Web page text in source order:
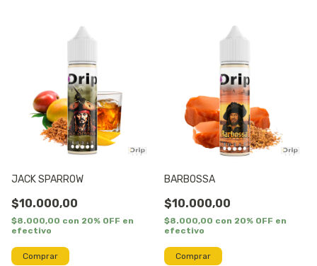
JACK SPARROW
$10.000,00
$8.000,00 con 20% OFF en
efectivo
Comprar
BARBOSSA
$10.000,00
$8.000,00 con 20% OFF en
efectivo
Comprar